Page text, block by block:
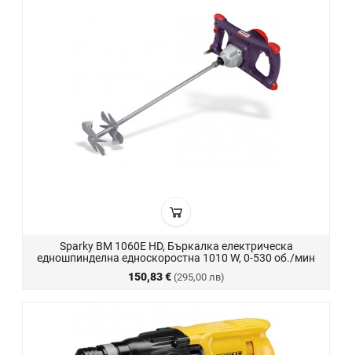
Sparky BM 1060E HD, Бъркалка електрическа
едношпинделна едноскоростна 1010 W, 0-530 об./мин
150,83 € (295,00 лв)